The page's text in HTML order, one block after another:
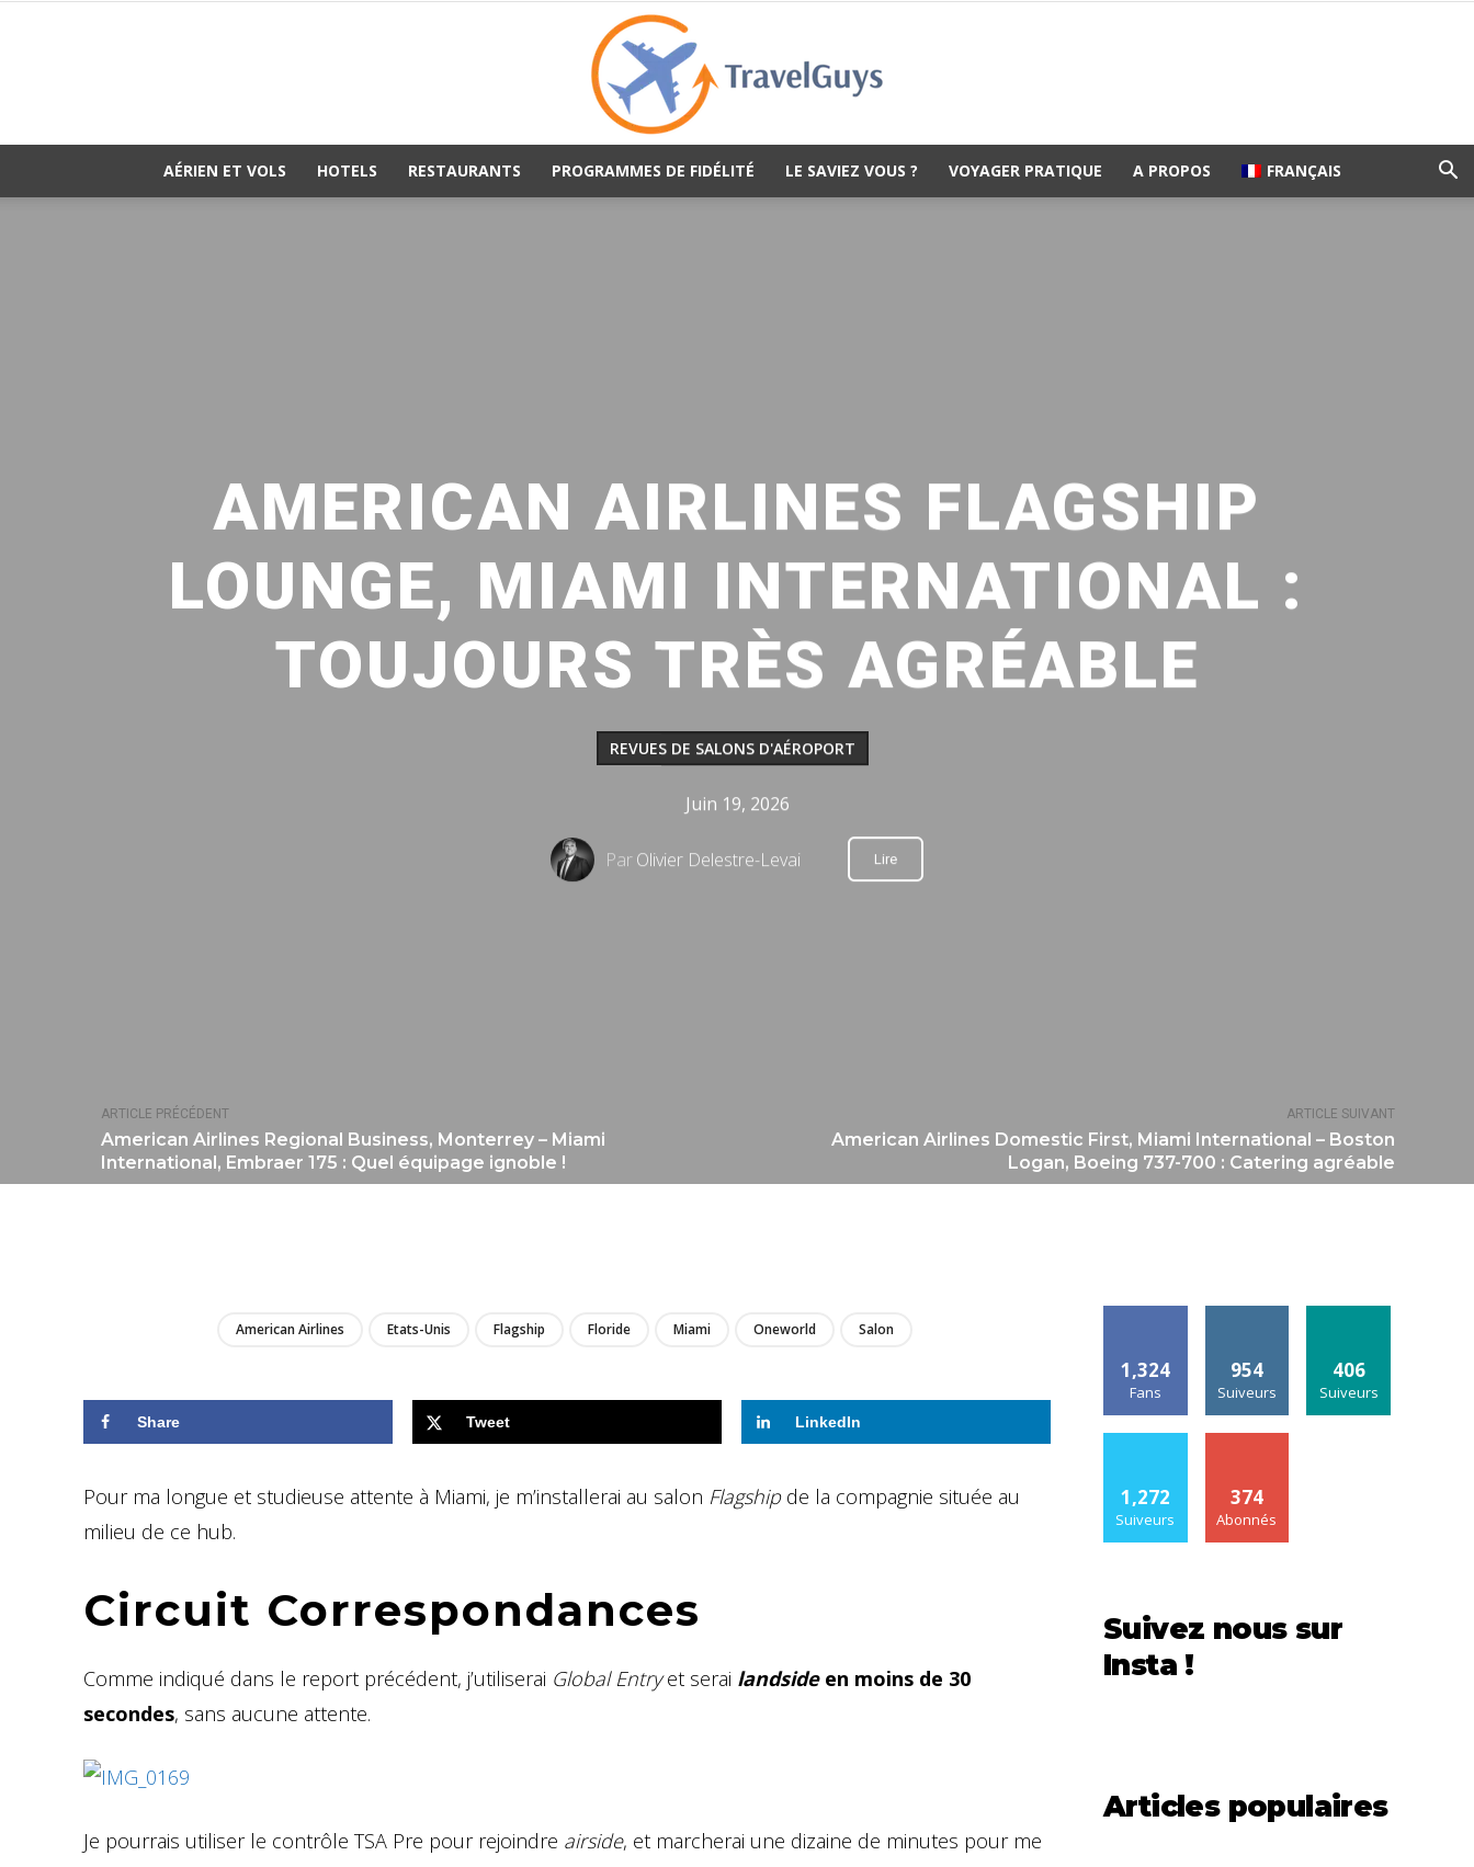
AÉRIEN ET VOLS HOTELS RESTAURANTS PROGRAMMES DE FIDÉLITÉ LE SAVIEZ VOUS ? VOYAGER PRATIQUE A PROPOS FRANÇAIS
ARTICLE PRÉCÉDENT
American Airlines Regional Business, Monterrey – Miami
International, Embraer 175 : Quel équipage ignoble !
ARTICLE SUIVANT
American Airlines Domestic First, Miami International – Boston
Logan, Boeing 737-700 : Catering agréable
AMERICAN AIRLINES FLAGSHIP
LOUNGE, MIAMI INTERNATIONAL :
TOUJOURS TRÈS AGRÉABLE
REVUES DE SALONS D'AÉROPORT
Juin 19, 2026
ParOlivier Delestre-Levai Lire
American Airlines Etats-Unis Flagship Floride Miami Oneworld Salon
Share Tweet LinkedIn
Pour ma longue et studieuse attente à Miami, je m’installerai au salon Flagshipde la compagnie située au
milieu de ce hub.
Circuit Correspondances
Comme indiqué dans le report précédent, j’utiliserai Global Entryet serai landsideen moins de 30
secondes, sans aucune attente.
Je pourrais utiliser le contrôle TSA Pre pour rejoindre airside, et marcherai une dizaine de minutes pour me
1,324
Fans
954
Suiveurs
406
Suiveurs
1,272
Suiveurs
374
Abonnés
Suivez nous sur
Insta !
Articles populaires